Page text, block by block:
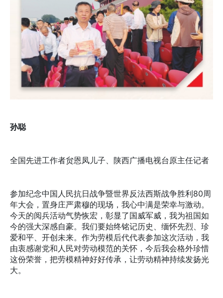
孙聪
全国先进工作者贠恩凤儿子、陕西广播电视台原主任记者
参加纪念中国人民抗日战争暨世界反法西斯战争胜利80周
年大会，置身庄严肃穆的现场，我心中满是荣幸与激动。
今天的阅兵活动气势恢宏，彰显了国威军威，我为祖国如
今的强大深感自豪。我们要始终铭记历史、缅怀先烈、珍
爱和平、开创未来。作为劳模后代代表参加这次活动，我
由衷感谢党和人民对劳动模范的关怀，今后我会格外珍惜
这份荣誉，把劳模精神好好传承，让劳动精神持续发扬光
大。